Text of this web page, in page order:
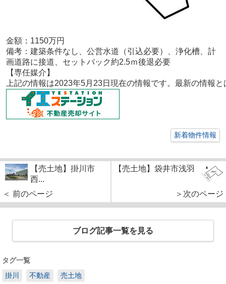
金額：1150万円
備考： 建築条件なし、公営水道（引込必要）、浄化槽、計
画道路に接道、セットバック約2.5ｍ後退必要
【専任媒介 】
上記の情報は2023年5月23日現在の情報です。最新の情報
新着物件情報
【売土地】掛川市
西...
＜ 前のページ
【売土地】袋井市浅羽
＞次のページ
ブログ記事一覧を見る
タグ一覧
掛川
不動産 売土地